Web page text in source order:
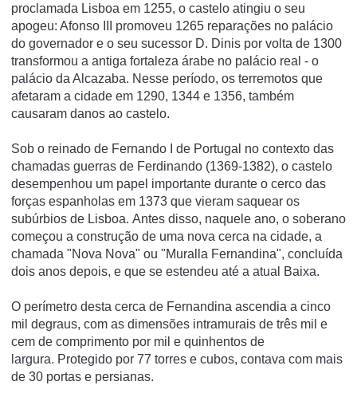
proclamada Lisboa em 1255, o castelo atingiu o seu
apogeu: Afonso III promoveu 1265 reparações no palácio
do governador e o seu sucessor D. Dinis por volta de 1300
transformou a antiga fortaleza árabe no palácio real - o
palácio da Alcazaba. Nesse período, os terremotos que
afetaram a cidade em 1290, 1344 e 1356, também
causaram danos ao castelo.
Sob o reinado de Fernando I de Portugal no contexto das
chamadas guerras de Ferdinando (1369-1382), o castelo
desempenhou um papel importante durante o cerco das
forças espanholas em 1373 que vieram saquear os
subúrbios de Lisboa. Antes disso, naquele ano, o soberano
começou a construção de uma nova cerca na cidade, a
chamada "Nova Nova" ou "Muralla Fernandina", concluída
dois anos depois, e que se estendeu até a atual Baixa.
O perímetro desta cerca de Fernandina ascendia a cinco
mil degraus, com as dimensões intramurais de três mil e
cem de comprimento por mil e quinhentos de
largura. Protegido por 77 torres e cubos, contava com mais
de 30 portas e persianas.